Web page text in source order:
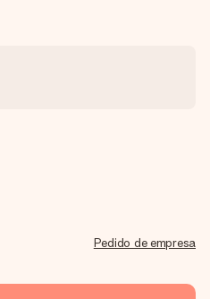
Pedido de empresa